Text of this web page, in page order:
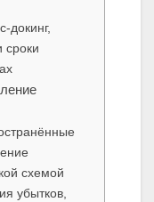
сроки
схемой
убытков,